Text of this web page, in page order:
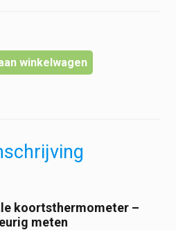
winkelwagen
koortsthermometer –
meten